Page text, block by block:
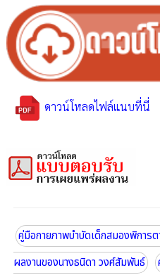
ดาวน์โหลดไฟล์แนบที่นี่
คู่มือกายภาพบำบัดเด็กสมองพิการ
ผลงานของนางธนิดา วงศ์สัมพันธ์